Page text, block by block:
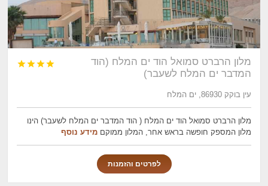
מלון הרברט סמואל הוד ים המלח (הוד
המדבר ים המלח לשעבר)




עין בוקק 86930, ים המלח
מלון הרברט סמואל הוד ים המלח ( הוד המדבר ים המלח לשעבר) הינו
מלון המספק חופשה בראש אחר, המלון ממוקםמידע נוסף
לפרטים והזמנות